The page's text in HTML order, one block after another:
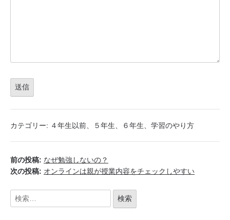
カテゴリー: ４年生以前、 ５年生、 ６年生、 学習のやり方
前の投稿: なぜ勉強しないの？
次の投稿: オンラインは親が授業内容をチェックしやすい